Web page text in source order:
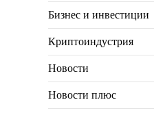
Бизнес и инвестиции
Криптоиндустрия
Новости
Новости плюс